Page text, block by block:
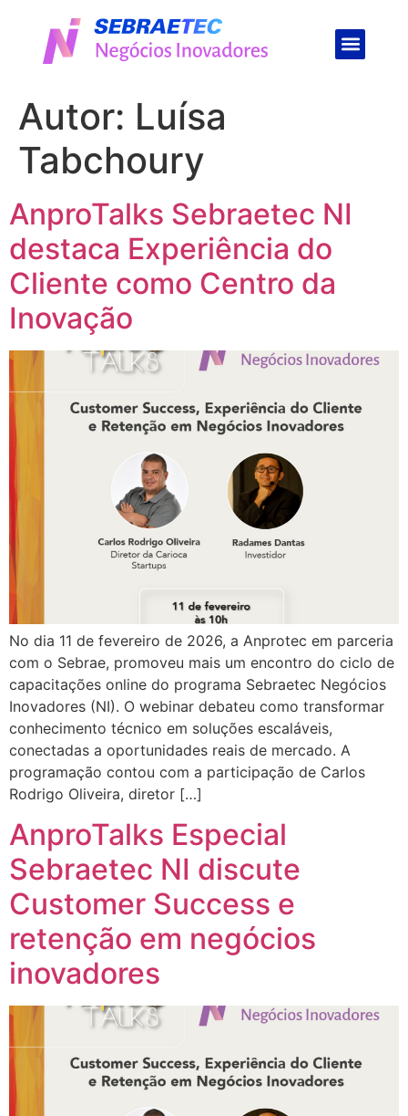
Autor: Luísa
Tabchoury
AnproTalks Sebraetec NI
destaca Experiência do
Cliente como Centro da
Inovação
No dia 11 de fevereiro de 2026, a Anprotec em parceria
com o Sebrae, promoveu mais um encontro do ciclo de
capacitações online do programa Sebraetec Negócios
Inovadores (NI). O webinar debateu como transformar
conhecimento técnico em soluções escaláveis,
conectadas a oportunidades reais de mercado. A
programação contou com a participação de Carlos
Rodrigo Oliveira, diretor […]
AnproTalks Especial
Sebraetec NI discute
Customer Success e
retenção em negócios
inovadores